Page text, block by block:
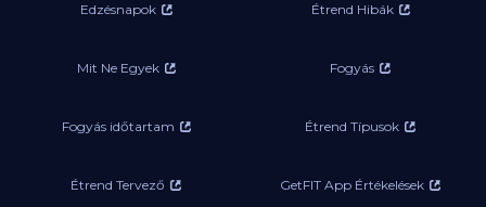
Edzésnapok Étrend Hibák
Mit Ne Egyek Fogyás
Fogyás időtartam Étrend Típusok
Étrend Tervező GetFIT App Értékelések